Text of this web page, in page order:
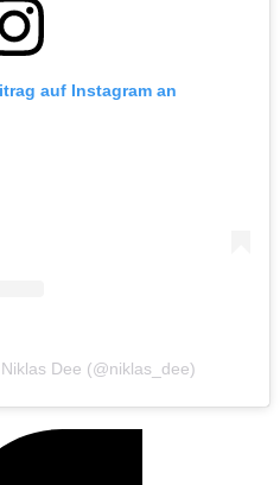
auf Instagram an
Dee (@niklas_dee)